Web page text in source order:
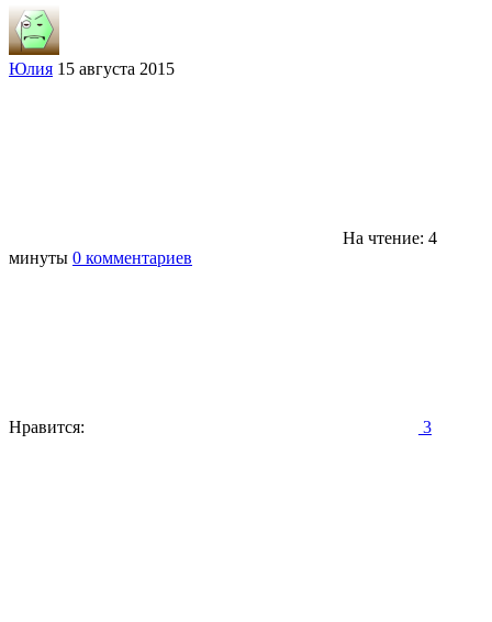
Юлия 15 августа 2015
На чтение: 4
минуты 0 комментариев
Нравится: 3